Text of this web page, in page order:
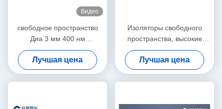
Видео
свободное пространство
Диа 3 мм 400 нм
индивидуальный изолятор
Фарадея
Лучшая цена
Изоляторы свободного
пространства, высокие
соотношения вымирания
TGG кристаллический
оптический изолятор,
низкая потеря вставки
одно/многоступенчатый
Лучшая цена